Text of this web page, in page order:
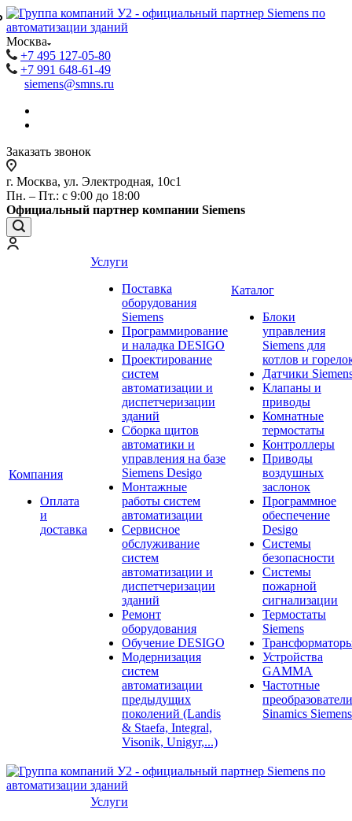
Москва
+7 495 127-05-80
+7 991 648-61-49
siemens@smns.ru
Заказать звонок
г. Москва, ул. Электродная, 10с1
Пн. – Пт.: с 9:00 до 18:00
Официальный партнер компании Siemens
Компания
Оплата
и
доставка
Услуги
Поставка
оборудования
Siemens
Программирование
и наладка DESIGO
Проектирование
систем
автоматизации и
диспетчеризации
зданий
Сборка щитов
автоматики и
управления на базе
Siemens Desigo
Монтажные
работы систем
автоматизации
Сервисное
обслуживание
систем
автоматизации и
диспетчеризации
зданий
Ремонт
оборудования
Обучение DESIGO
Модернизация
систем
автоматизации
предыдущих
поколений (Landis
& Staefa, Integral,
Visonik, Unigyr,...)
Каталог
Блоки
управления
Siemens для
котлов и
Датчики
Клапаны и
приводы
Комнатные
термостаты
Контроллеры
Приводы
воздушных
заслонок
Программное
обеспечение
Desigo
Системы
безопасности
Системы
пожарной
сигнализации
Термостаты
Siemens
Устройства
GAMMA
Частотные
преобразователи
Sinamics Siemens
Услуги